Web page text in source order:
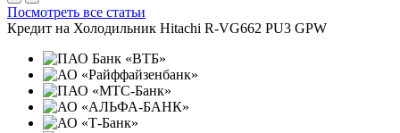
Посмотреть все статьи
Кредит на Холодильник Hitachi R-VG662 PU3 GPW